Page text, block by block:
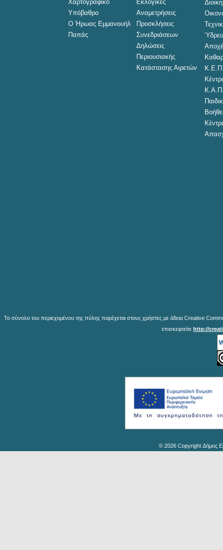
Χαρτογραφικό
Υπόβαθρο
Ο Ήρωας Εμμανουήλ
Παπάς
Εκλογικές
Αναμετρήσεις
Προσκλήσεις
Συνεδριάσεων
Δηλώσεις
Περιουσιακής
Κατάστασης Αιρετών
Το σύνολο του περιεχομένου της πύλης παρέχεται στους χρήστες με άδεια Creative
επισκεφτείτε http://
© 2026 Copyright Δήμος